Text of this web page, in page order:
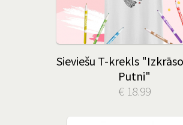
Sieviešu T-krekls
Putni"
€ 18.99